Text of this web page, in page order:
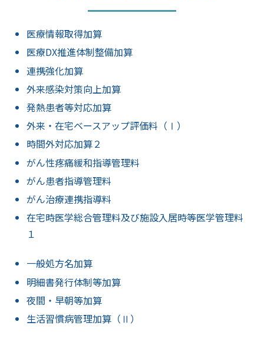
医療情報取得加算
医療DX推進体制整備加算
連携強化加算
外来感染対策向上加算
発熱患者等対応加算
外来・在宅ベースアップ評価料（Ⅰ）
時間外対応加算２
がん性疼痛緩和指導管理料
がん患者指導管理料
がん治療連携指導料
在宅時医学総合管理料及び施設入居時等医学管理料
１
一般処方名加算
明細書発行体制等加算
夜間・早朝等加算
生活習慣病管理加算（Ⅱ）